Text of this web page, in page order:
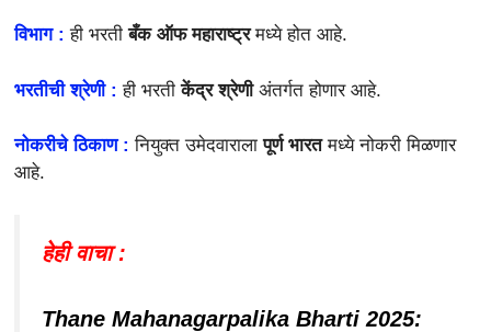
विभाग :ही भरती बँक ऑफ महाराष्ट्रमध्ये होत आहे.
भरतीची श्रेणी :ही भरतीकेंद्र श्रेणी अंतर्गत होणार आहे.
नोकरीचे ठिकाण :नियुक्त उमेदवाराला पूर्ण भारतमध्ये नोकरी मिळणार
आहे.
हेही वाचा :
Thane Mahanagarpalika Bharti 2025: